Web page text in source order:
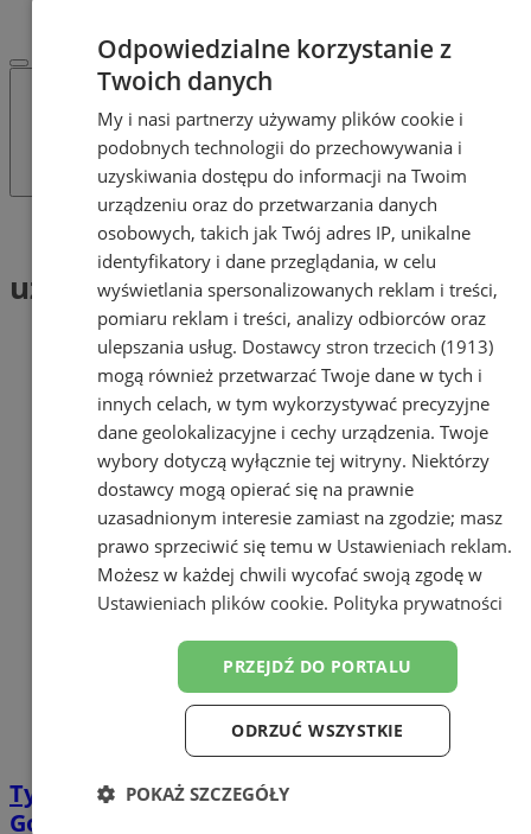
Tag: uzależnienia
uzależnienia (1)
Tydzień Bibliotek w Orzeszu rozpoczęty!
Gościem był Krzysztof Piersa
Odpowiedzialne korzystanie z
Twoich danych
My i nasi partnerzy używamy plików cookie i
podobnych technologii do przechowywania i
uzyskiwania dostępu do informacji na Twoim
urządzeniu oraz do przetwarzania danych
osobowych, takich jak Twój adres IP, unikalne
identyfikatory i dane przeglądania, w celu
wyświetlania spersonalizowanych reklam i treści,
pomiaru reklam i treści, analizy odbiorców oraz
ulepszania usług. Dostawcy stron trzecich (1913)
mogą również przetwarzać Twoje dane w tych i
innych celach, w tym wykorzystywać precyzyjne
dane geolokalizacyjne i cechy urządzenia. Twoje
wybory dotyczą wyłącznie tej witryny. Niektórzy
dostawcy mogą opierać się na prawnie
uzasadnionym interesie zamiast na zgodzie; masz
prawo sprzeciwić się temu w Ustawieniach reklam.
Możesz w każdej chwili wycofać swoją zgodę w
Ustawieniach plików cookie. Polityka prywatności
PRZEJDŹ DO PORTALU
ODRZUĆ WSZYSTKIE
POKAŻ SZCZEGÓŁY